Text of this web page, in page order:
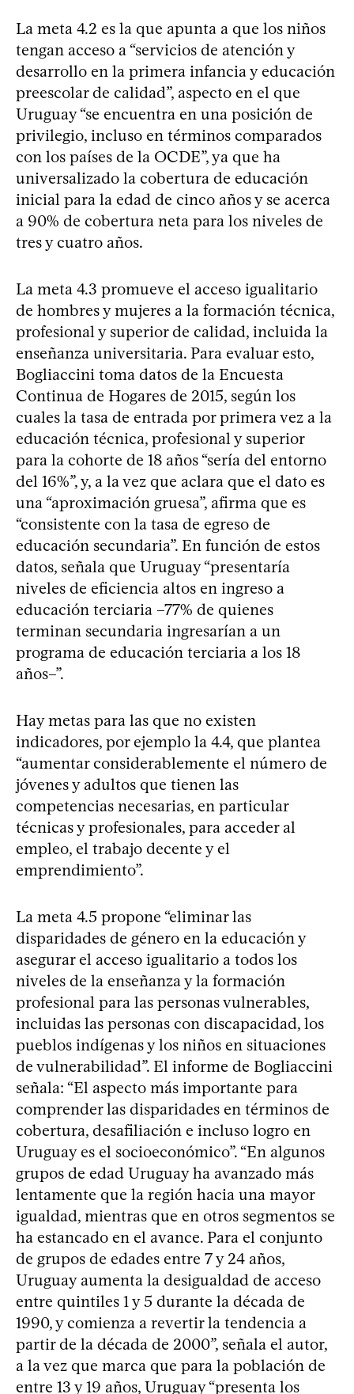
La meta 4.2 es la que apunta a que los niños
tengan acceso a “servicios de atención y
desarrollo en la primera infancia y educación
preescolar de calidad”, aspecto en el que
Uruguay “se encuentra en una posición de
privilegio, incluso en términos comparados
con los países de la OCDE”, ya que ha
universalizado la cobertura de educación
inicial para la edad de cinco años y se acerca
a 90% de cobertura neta para los niveles de
tres y cuatro años.
La meta 4.3 promueve el acceso igualitario
de hombres y mujeres a la formación técnica,
profesional y superior de calidad, incluida la
enseñanza universitaria. Para evaluar esto,
Bogliaccini toma datos de la Encuesta
Continua de Hogares de 2015, según los
cuales la tasa de entrada por primera vez a la
educación técnica, profesional y superior
para la cohorte de 18 años “sería del entorno
del 16%”, y, a la vez que aclara que el dato es
una “aproximación gruesa”, afirma que es
“consistente con la tasa de egreso de
educación secundaria”. En función de estos
datos, señala que Uruguay “presentaría
niveles de eficiencia altos en ingreso a
educación terciaria –77% de quienes
terminan secundaria ingresarían a un
programa de educación terciaria a los 18
años–”.
Hay metas para las que no existen
indicadores, por ejemplo la 4.4, que plantea
“aumentar considerablemente el número de
jóvenes y adultos que tienen las
competencias necesarias, en particular
técnicas y profesionales, para acceder al
empleo, el trabajo decente y el
emprendimiento”.
La meta 4.5 propone “eliminar las
disparidades de género en la educación y
asegurar el acceso igualitario a todos los
niveles de la enseñanza y la formación
profesional para las personas vulnerables,
incluidas las personas con discapacidad, los
pueblos indígenas y los niños en situaciones
de vulnerabilidad”. El informe de Bogliaccini
señala: “El aspecto más importante para
comprender las disparidades en términos de
cobertura, desafiliación e incluso logro en
Uruguay es el socioeconómico”. “En algunos
grupos de edad Uruguay ha avanzado más
lentamente que la región hacia una mayor
igualdad, mientras que en otros segmentos se
ha estancado en el avance. Para el conjunto
de grupos de edades entre 7 y 24 años,
Uruguay aumenta la desigualdad de acceso
entre quintiles 1 y 5 durante la década de
1990, y comienza a revertir la tendencia a
partir de la década de 2000”, señala el autor,
a la vez que marca que para la población de
entre 13 y 19 años, Uruguay “presenta los